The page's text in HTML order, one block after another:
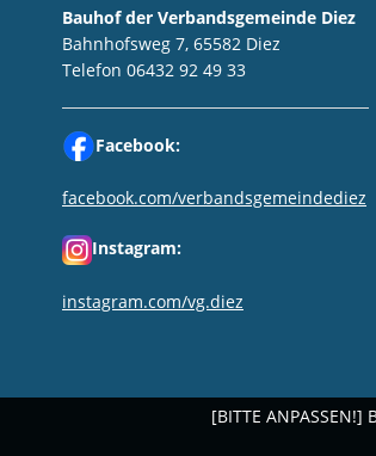
Bauhof der Verbandsgemeinde Diez
Bahnhofsweg 7, 65582 Diez
Telefon 06432 92 49 33
Facebook:
facebook.com/verbandsgemeindediez
Instagram:
instagram.com/vg.diez
[BITTE